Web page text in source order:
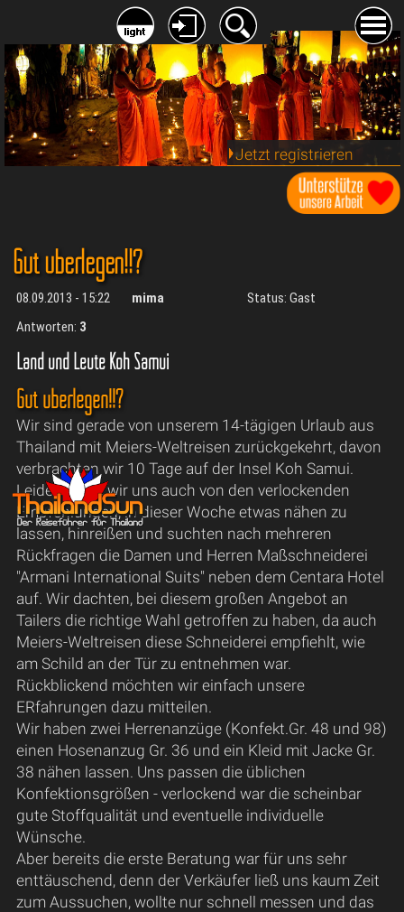
Jetzt registrieren
Gut überlegen!!?
08.09.2013 - 15:22 mima
Status: Gast
Antworten: 3
Land und Leute Koh Samui
Gut überlegen!!?
Wir sind gerade von unserem 14-tägigen Urlaub aus
Thailand mit Meiers-Weltreisen zurückgekehrt, davon
verbrachten wir 10 Tage auf der Insel Koh Samui.
Leider ließen wir uns auch von den verlockenden
Empfehlungen, in dieser Woche etwas nähen zu
lassen, hinreißen und suchten nach mehreren
Rückfragen die Damen und Herren Maßschneiderei
"Armani International Suits" neben dem Centara Hotel
auf. Wir dachten, bei diesem großen Angebot an
Tailers die richtige Wahl getroffen zu haben, da auch
Meiers-Weltreisen diese Schneiderei empfiehlt, wie
am Schild an der Tür zu entnehmen war.
Rückblickend möchten wir einfach unsere
ERfahrungen dazu mitteilen.
Wir haben zwei Herrenanzüge (Konfekt.Gr. 48 und 98)
einen Hosenanzug Gr. 36 und ein Kleid mit Jacke Gr.
38 nähen lassen. Uns passen die üblichen
Konfektionsgrößen - verlockend war die scheinbar
gute Stoffqualität und eventuelle individuelle
Wünsche.
Aber bereits die erste Beratung war für uns sehr
enttäuschend, denn der Verkäufer ließ uns kaum Zeit
zum Aussuchen, wollte nur schnell messen und das